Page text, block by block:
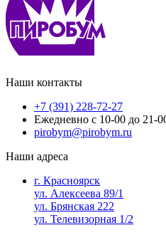
Наши контакты
+7 (391) 228-72-27
Ежедневно с 10-00 до 21-
pirobym@pirobym.ru
Наши адреса
г. Красноярск
ул. Алексеева 89/1
ул. Брянская 222
ул. Телевизорная 1/2